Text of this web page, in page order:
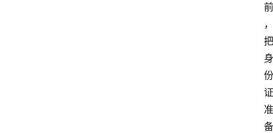
前
，
把
身
份
证
准
备